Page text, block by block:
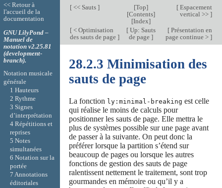
[<< Sauts ] [Top]
[Contents]
[Index]
[Espacement
vertical >> ]
[< Optimisation
des sauts de page ]
[ Up: Sauts
de page]
[Présentation en
page continue > ]
28.2.3 Minimisation des
sauts de page
La fonction ly:minimal-breaking est celle
qui réalise le moins de calculs pour
positionner les sauts de page. Elle mettra le
plus de systèmes possible sur une page avant
de passer à la suivante. On peut donc la
préférer lorsque la partition s’étend sur
beaucoup de pages ou lorsque les autres
fonctions de gestion des sauts de page
ralentissent nettement le traitement, sont trop
gourmandes en mémoire ou qu’il y a
<< Retour à
l'accueil de la
documentation
GNU LilyPond –
Manuel de
notation v2.25.81
(development-
branch).
Notation musicale
générale
1 Hauteurs
2 Rythme
3 Signes
d’interprétation
4 Répétitions et
reprises
5 Notes
simultanées
6 Notation sur la
portée
7 Annotations
éditoriales